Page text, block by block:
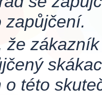
zapůjčení.
že
o této